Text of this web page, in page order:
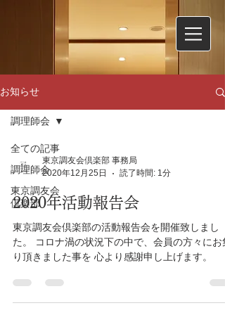
お知らせ
全ての記事
調理師会
東京調友会
倶楽部
調理師会
東京調友会倶楽部 事務局
2020年12月25日
読了時間: 1分
2020年活動報告会
東京調友会倶楽部の活動報告会を開催致しまし
た。 コロナ渦の状況下の中で、会員の方々にお
り頂きました事を 心より感謝申し上げます。